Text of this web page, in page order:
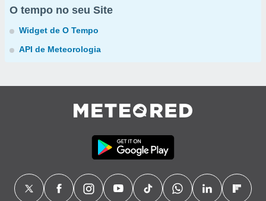
O tempo no seu Site
Widget de O Tempo
API de Meteorologia